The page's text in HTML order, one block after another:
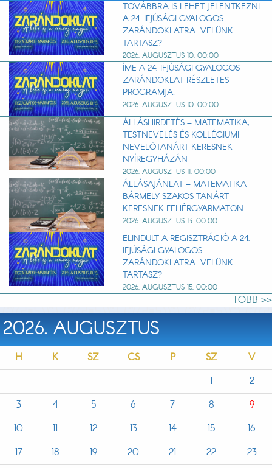
TOVÁBBRA IS LEHET JELENTKEZNI
A 24. IFJÚSÁGI GYALOGOS
ZARÁNDOKLATRA. VELÜNK
TARTASZ?
2026. AUGUSZTUS 10. 00:00
ÍME A 24. IFJÚSÁGI GYALOGOS
ZARÁNDOKLAT RÉSZLETES
PROGRAMJA!
2026. AUGUSZTUS 10. 00:00
ÁLLÁSHIRDETÉS – MATEMATIKA,
TESTNEVELÉS ÉS KOLLÉGIUMI
NEVELŐTANÁRT KERESNEK
NYÍREGYHÁZÁN
2026. AUGUSZTUS 11. 00:00
ÁLLÁSAJÁNLAT – MATEMATIKA-
BÁRMELY SZAKOS TANÁRT
KERESNEK FEHÉRGYARMATON
2026. AUGUSZTUS 13. 00:00
ELINDULT A REGISZTRÁCIÓ A 24.
IFJÚSÁGI GYALOGOS
ZARÁNDOKLATRA. VELÜNK
TARTASZ?
2026. AUGUSZTUS 15. 00:00
TÖBB >>
2026. AUGUSZTUS
H K SZ CS P SZ
V
1
2
3
4 5 6 7 8
9
10
11 12 13 14 15
16
17
18 19 20 21 22
23